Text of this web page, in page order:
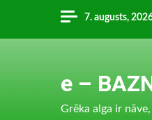
content
7. augusts,
e –
Grēka alga ir